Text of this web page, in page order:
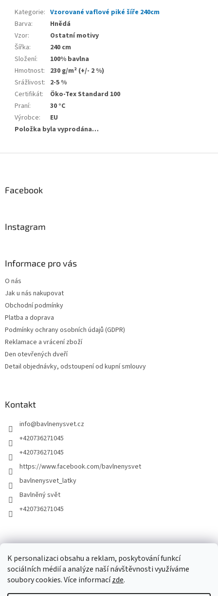
K personalizaci obsahu a reklam, poskytování funkcí
sociálních médií a analýze naší návštěvnosti využíváme
soubory cookies. Více informacízde.
Kategorie: Vzorované vaflové piké šíře 240cm
Barva:
Hnědá
Vzor:
Ostatní motivy
Šířka:
240 cm
Složení:
100% bavlna
Hmotnost:
230 g/m² (+/- 2 %)
Srážlivost: 2-5 %
Certifikát:
Öko-Tex Standard 100
Praní:
30 °C
Výrobce:
EU
Položka byla vyprodána…
Facebook
Instagram
Informace pro vás
O nás
Jak u nás nakupovat
Obchodní podmínky
Platba a doprava
Podmínky ochrany osobních údajů (GDPR)
Reklamace a vrácení zboží
Den otevřených dveří
Detail objednávky, odstoupení od kupní smlouvy
Kontakt
info@bavlnenysvet.cz
+420736271045
+420736271045
https://www.facebook.com/bavlnenysvet
bavlnenysvet_latky
Bavlněný svět
+420736271045